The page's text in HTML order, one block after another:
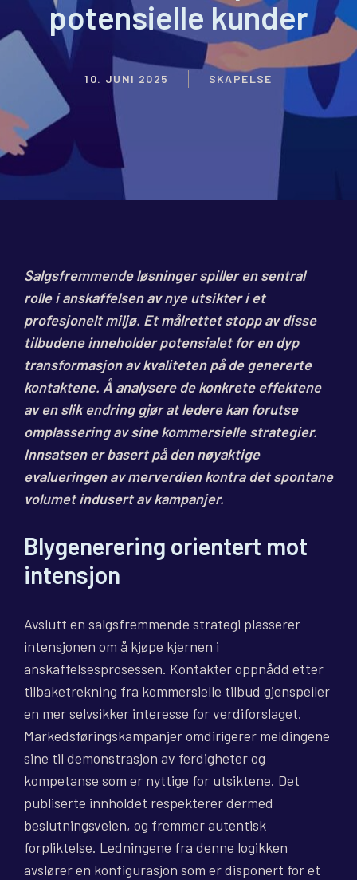
potensielle kunder
10. JUNI 2025 SKAPELSE
Salgsfremmende løsninger spiller en sentral
rolle i anskaffelsen av nye utsikter i et
profesjonelt miljø. Et målrettet stopp av disse
tilbudene inneholder potensialet for en dyp
transformasjon av kvaliteten på de genererte
kontaktene. Å analysere de konkrete effektene
av en slik endring gjør at ledere kan forutse
omplassering av sine kommersielle strategier.
Innsatsen er basert på den nøyaktige
evalueringen av merverdien kontra det spontane
volumet indusert av kampanjer.
Blygenerering orientert mot
intensjon
Avslutt en salgsfremmende strategi plasserer
intensjonen om å kjøpe kjernen i
anskaffelsesprosessen. Kontakter oppnådd etter
tilbaketrekning fra kommersielle tilbud gjenspeiler
en mer selvsikker interesse for verdiforslaget.
Markedsføringskampanjer omdirigerer meldingene
sine til demonstrasjon av ferdigheter og
kompetanse som er nyttige for utsiktene. Det
publiserte innholdet respekterer dermed
beslutningsveien, og fremmer autentisk
forpliktelse. Ledningene fra denne logikken
avslører en konfigurasjon som er disponert for et